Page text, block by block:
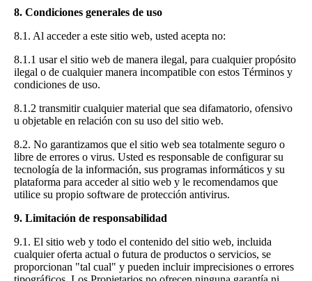
8. Condiciones generales de uso
8.1. Al acceder a este sitio web, usted acepta no:
8.1.1 usar el sitio web de manera ilegal, para cualquier propósito
ilegal o de cualquier manera incompatible con estos Términos y
condiciones de uso.
8.1.2 transmitir cualquier material que sea difamatorio, ofensivo
u objetable en relación con su uso del sitio web.
8.2. No garantizamos que el sitio web sea totalmente seguro o
libre de errores o virus. Usted es responsable de configurar su
tecnología de la información, sus programas informáticos y su
plataforma para acceder al sitio web y le recomendamos que
utilice su propio software de protección antivirus.
9. Limitación de responsabilidad
9.1. El sitio web y todo el contenido del sitio web, incluida
cualquier oferta actual o futura de productos o servicios, se
proporcionan "tal cual" y pueden incluir imprecisiones o errores